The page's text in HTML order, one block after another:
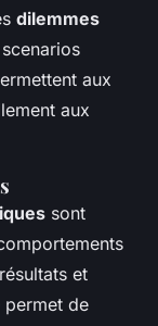
dilemmes
aux
aux
sont
et
permet de